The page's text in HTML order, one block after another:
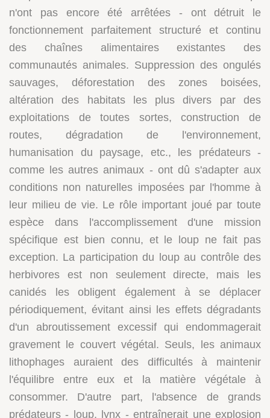
n'ont pas encore été arrêtées - ont détruit le
fonctionnement parfaitement structuré et continu
des chaînes alimentaires existantes des
communautés animales. Suppression des ongulés
sauvages, déforestation des zones boisées,
altération des habitats les plus divers par des
exploitations de toutes sortes, construction de
routes, dégradation de l'environnement,
humanisation du paysage, etc., les prédateurs -
comme les autres animaux - ont dû s'adapter aux
conditions non naturelles imposées par l'homme à
leur milieu de vie. Le rôle important joué par toute
espèce dans l'accomplissement d'une mission
spécifique est bien connu, et le loup ne fait pas
exception. La participation du loup au contrôle des
herbivores est non seulement directe, mais les
canidés les obligent également à se déplacer
périodiquement, évitant ainsi les effets dégradants
d'un abroutissement excessif qui endommagerait
gravement le couvert végétal. Seuls, les animaux
lithophages auraient des difficultés à maintenir
l'équilibre entre eux et la matière végétale à
consommer. D'autre part, l'absence de grands
prédateurs - loup, lynx - entraînerait une explosion